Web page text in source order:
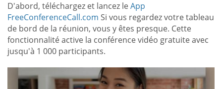
D'abord, téléchargez et lancez leApp
FreeConferenceCall.com Si vous regardez votre tableau
de bord de la réunion, vous y êtes presque. Cette
fonctionnalité active la conférence vidéo gratuite avec
jusqu'à 1 000 participants.